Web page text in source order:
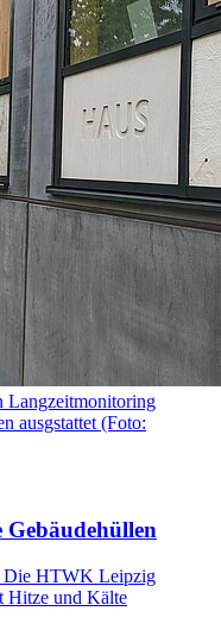
Langzeitmonitoring
ausgstattet (Foto:
Gebäudehüllen
Die HTWK Leipzig
Hitze und Kälte